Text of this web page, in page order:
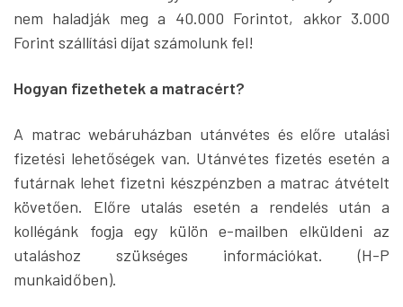
nem haladják meg a 40.000 Forintot, akkor 3.000
Forint szállítási díjat számolunk fel!
Hogyan fizethetek a matracért?
A matrac webáruházban utánvétes és előre utalási
fizetési lehetőségek van. Utánvétes fizetés esetén a
futárnak lehet fizetni készpénzben a matrac átvételt
követően. Előre utalás esetén a rendelés után a
kollégánk fogja egy külön e-mailben elküldeni az
utaláshoz szükséges információkat. (H-P
munkaidőben).